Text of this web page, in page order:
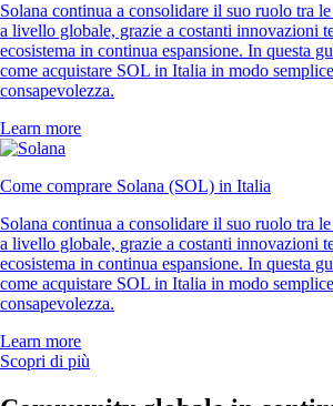
Solana continua a consolidare il suo ruolo tra
a livello globale, grazie a costanti innovazioni
ecosistema in continua espansione. In questa
come acquistare SOL in Italia in modo
consapevolezza.
Learn more
Come comprare Solana (SOL) in Italia
Solana continua a consolidare il suo ruolo tra
a livello globale, grazie a costanti innovazioni
ecosistema in continua espansione. In questa
come acquistare SOL in Italia in modo
consapevolezza.
Learn more
Scopri di più